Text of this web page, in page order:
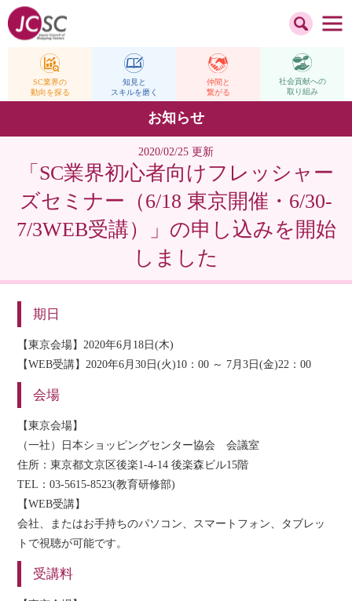
SC業界の
動向を探る
知見と
スキルを磨く
仲間と
繋がる
社会貢献への
取り組み
お知らせ
2020/02/25 更新
「SC業界初心者向けフレッシャー
ズセミナー（6/18 東京開催・6/30-
7/3WEB受講）」の申し込みを開始
しました
期日
【東京会場】2020年6月18日(木)
【WEB受講】2020年6月30日(火)10：00 ～ 7月3日(金)22：00
会場
【東京会場】
（一社）日本ショッピングセンター協会 会議室
住所：東京都文京区後楽1-4-14 後楽森ビル15階
TEL：03-5615-8523(教育研修部)
【WEB受講】
会社、またはお手持ちのパソコン、スマートフォン、タブレッ
トで視聴が可能です。
受講料